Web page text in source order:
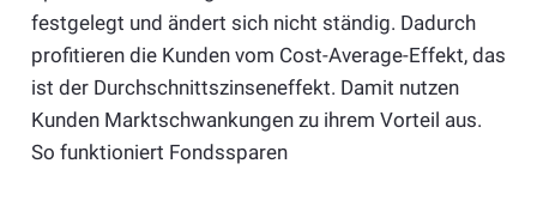
festgelegt und ändert sich nicht ständig. Dadurch
profitieren die Kunden vom Cost-Average-Effekt, das
ist der Durchschnittszinseneffekt. Damit nutzen
Kunden Marktschwankungen zu ihrem Vorteil aus.
So funktioniert Fondssparen